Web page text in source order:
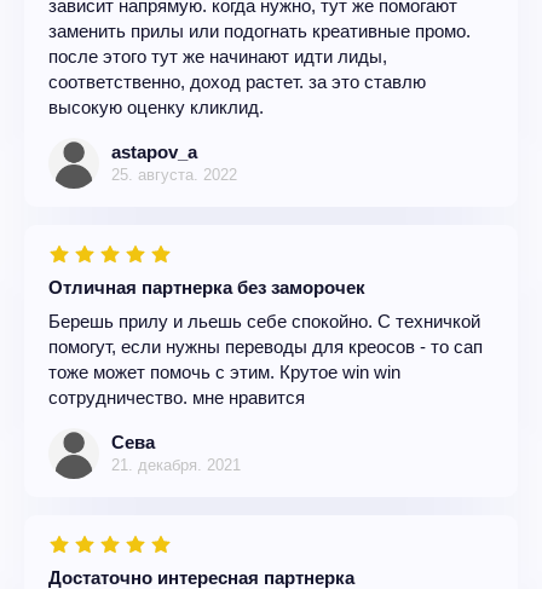
зависит напрямую. когда нужно, тут же помогают
заменить прилы или подогнать креативные промо.
после этого тут же начинают идти лиды,
соответственно, доход растет. за это ставлю
высокую оценку кликлид.
astapov_a
25. августа. 2022
Отличная партнерка без заморочек
Берешь прилу и льешь себе спокойно. С техничкой
помогут, если нужны переводы для креосов - то сап
тоже может помочь с этим. Крутое win win
сотрудничество. мне нравится
Сева
21. декабря. 2021
Достаточно интересная партнерка